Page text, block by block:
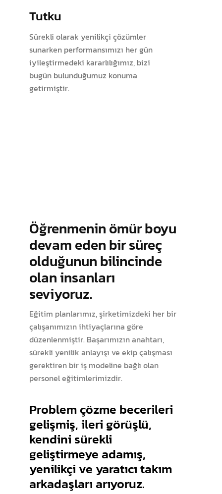
Tutku
Sürekli olarak yenilikçi çözümler
sunarken performansımızı her gün
iyileştirmedeki kararlılığımız, bizi
bugün bulunduğumuz konuma
getirmiştir.
Öğrenmenin ömür boyu
devam eden bir süreç
olduğunun bilincinde
olan insanları
seviyoruz.
Eğitim planlarımız, şirketimizdeki her bir
çalışanımızın ihtiyaçlarına göre
düzenlenmiştir. Başarımızın anahtarı,
sürekli yenilik anlayışı ve ekip çalışması
gerektiren bir iş modeline bağlı olan
personel eğitimlerimizdir.
Problem çözme becerileri
gelişmiş, ileri görüşlü,
kendini sürekli
geliştirmeye adamış,
yenilikçi ve yaratıcı takım
arkadaşları arıyoruz.